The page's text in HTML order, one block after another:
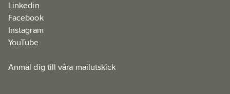
Linkedin
Facebook
Instagram
YouTube
Anmäl dig till våra mailutskick